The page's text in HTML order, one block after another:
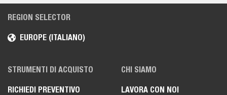
REGION SELECTOR
EUROPE (ITALIANO)
STRUMENTI DI ACQUISTO
RICHIEDI PREVENTIVO
CHI SIAMO
LAVORA CON NOI